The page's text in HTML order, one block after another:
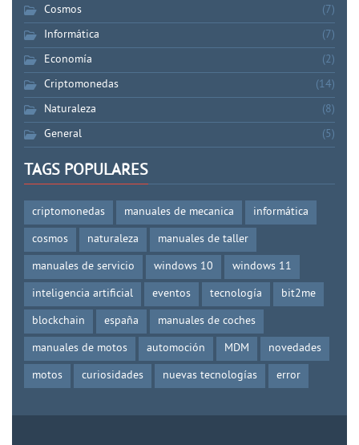
Cosmos
(7)
Informática
(7)
Economía
(2)
Criptomonedas
(14)
Naturaleza
(8)
General
(5)
TAGS POPULARES
criptomonedas manuales de mecanica
informática
cosmos
naturaleza
manuales de taller
manuales de servicio
windows 10
windows 11
inteligencia artificial
eventos tecnología
bit2me
blockchain
españa
manuales de coches
manuales de motos
automoción MDM
novedades
motos
curiosidades nuevas tecnologías error